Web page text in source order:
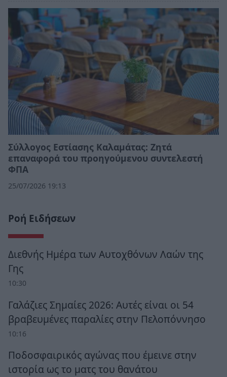
Σύλλογος Εστίασης Καλαμάτας: Ζητά
επαναφορά του προηγούμενου συντελεστή
ΦΠΑ
25/07/2026 19:13
Ροή Ειδήσεων
Διεθνής Ημέρα των Αυτοχθόνων Λαών της
Γης
10:30
Γαλάζιες Σημαίες 2026: Αυτές είναι οι 54
βραβευμένες παραλίες στην Πελοπόννησο
10:16
Ποδοσφαιρικός αγώνας που έμεινε στην
ιστορία ως το ματς του θανάτου